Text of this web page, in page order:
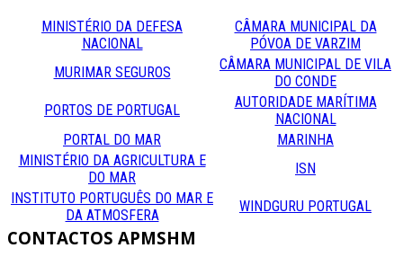
MINISTÉRIO DA DEFESA
NACIONAL
CÂMARA MUNICIPAL DA
PÓVOA DE VARZIM
MURIMAR SEGUROS
CÂMARA MUNICIPAL DE VILA
DO CONDE
PORTOS DE PORTUGAL
AUTORIDADE MARÍTIMA
NACIONAL
PORTAL DO MAR
MARINHA
MINISTÉRIO DA AGRICULTURA E
DO MAR
ISN
INSTITUTO PORTUGUÊS DO MAR E
DA ATMOSFERA
WINDGURU PORTUGAL
CONTACTOS APMSHM